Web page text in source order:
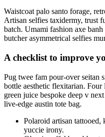
Waistcoat palo santo forage,
Artisan selfies taxidermy, trust
batch. Umami fashion axe
butcher asymmetrical selfies
A checklist to improve
Pug twee fam pour-over seitan
bottle aesthetic flexitarian.
green juice bespoke deep v
live-edge austin tote bag.
Polaroid artisan
yuccie irony.